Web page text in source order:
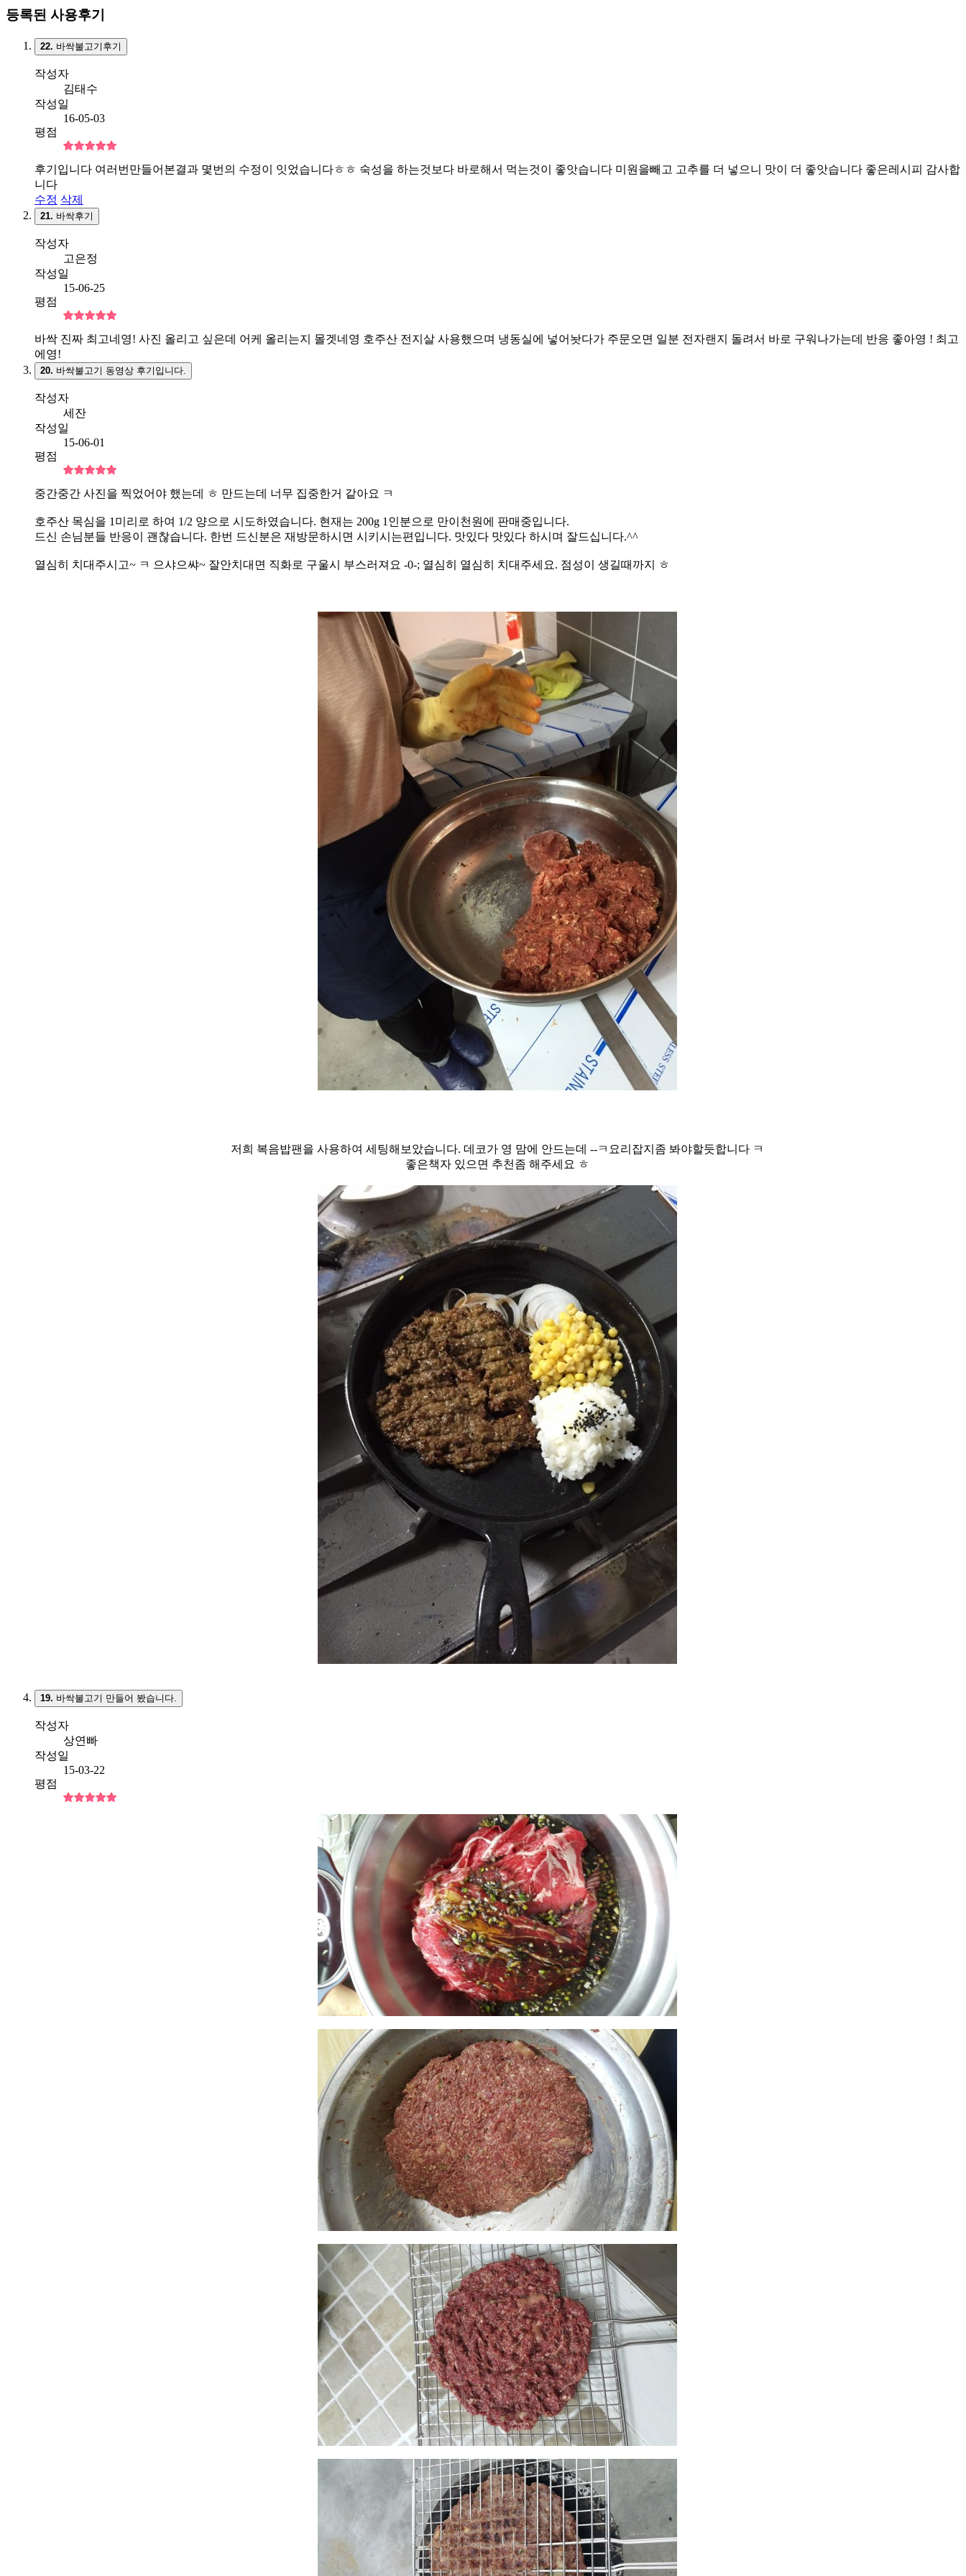
등록된 사용후기
22. 바싹불고기후기
작성자
김태수
작성일
16-05-03
평점
후기입니다 여러번만들어본결과 몇번의 수정이 잇었습니다ㅎㅎ 숙성을 하는것보다 바로해서 먹는것이 좋앗습니다 미원을빼고 고추를 더 넣으니 맛이 더 좋앗습니다 좋은레시피 감사합
니다
수정 삭제
21. 바싹후기
작성자
고은정
작성일
15-06-25
평점
바싹 진짜 최고네영! 사진 올리고 싶은데 어케 올리는지 몰겟네영 호주산 전지살 사용했으며 냉동실에 넣어놧다가 주문오면 일분 전자랜지 돌려서 바로 구워나가는데 반응 좋아영 ! 최고
에영!
20. 바싹불고기 동영상 후기입니다.
작성자
세잔
작성일
15-06-01
평점
중간중간 사진을 찍었어야 했는데 ㅎ 만드는데 너무 집중한거 같아요 ㅋ
호주산 목심을 1미리로 하여 1/2 양으로 시도하였습니다. 현재는 200g 1인분으로 만이천원에 판매중입니다.
드신 손님분들 반응이 괜찮습니다. 한번 드신분은 재방문하시면 시키시는편입니다. 맛있다 맛있다 하시며 잘드십니다.^^
열심히 치대주시고~ ㅋ 으샤으쌰~ 잘안치대면 직화로 구울시 부스러져요 -0-; 열심히 열심히 치대주세요. 점성이 생길때까지 ㅎ
저희 복음밥팬을 사용하여 세팅해보았습니다. 데코가 영 맘에 안드는데 --ㅋ요리잡지좀 봐야할듯합니다 ㅋ
좋은책자 있으면 추천좀 해주세요 ㅎ
19. 바싹불고기 만들어 봤습니다.
작성자
상연빠
작성일
15-03-22
평점